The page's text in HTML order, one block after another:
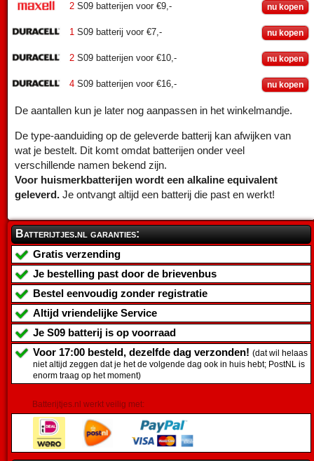
2 S09 batterijen voor €9,- nu kopen
1 S09 batterij voor €7,- nu kopen
2 S09 batterijen voor €10,- nu kopen
4 S09 batterijen voor €16,- nu kopen
De aantallen kun je later nog aanpassen in het winkelmandje.
De type-aanduiding op de geleverde batterij kan afwijken van
wat je bestelt. Dit komt omdat batterijen onder veel
verschillende namen bekend zijn.
Voor huismerkbatterijen wordt een alkaline equivalent
geleverd. Je ontvangt altijd een batterij die past en werkt!
Batterijtjes.nl garanties:
Gratis verzending
Je bestelling past door de brievenbus
Bestel eenvoudig zonder registratie
Altijd vriendelijke Service
Je S09 batterij is op voorraad
Voor 17:00 besteld, dezelfde dag verzonden! (dat wil helaas
niet altijd zeggen dat je het de volgende dag ook in huis hebt; PostNL is
enorm traag op het moment)
Batterijtjes.nl werkt veilig met: